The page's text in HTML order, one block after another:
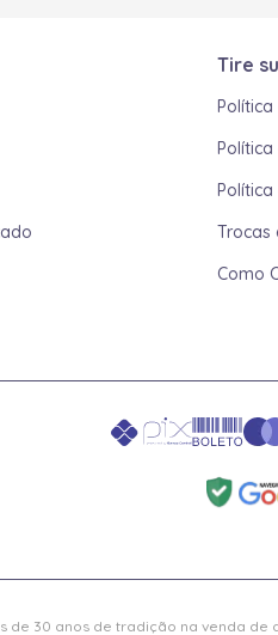
Tire
Trocas
Como
de 30 anos de tradição na venda